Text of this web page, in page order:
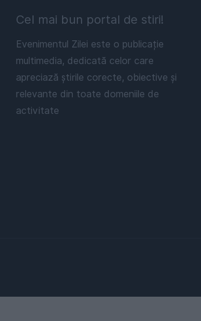
Cel mai bun portal de stiri!
Evenimentul Zilei este o publicație
multimedia, dedicată celor care
apreciază știrile corecte, obiective și
relevante din toate domeniile de
activitate